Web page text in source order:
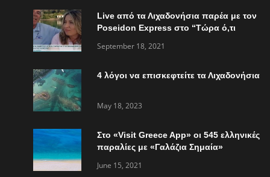
Live από τα Λιχαδονήσια παρέα με τον
Poseidon Express στο “Τώρα ό,τι
September 18, 2021
4 λόγοι να επισκεφτείτε τα Λιχαδονήσια
May 18, 2023
Στο «Visit Greece App» οι 545 ελληνικές
παραλίες με «Γαλάζια Σημαία»
June 15, 2021